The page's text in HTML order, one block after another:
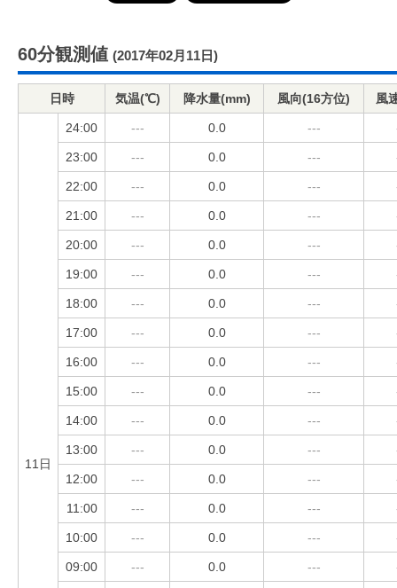
60分観測値 (2017年02月11日)
日時 気温(℃) 降水量(mm) 風向(16方位) 風
11日
24:00 --- 0.0 ---
23:00 --- 0.0 ---
22:00 --- 0.0 ---
21:00 --- 0.0 ---
20:00 --- 0.0 ---
19:00 --- 0.0 ---
18:00 --- 0.0 ---
17:00 --- 0.0 ---
16:00 --- 0.0 ---
15:00 --- 0.0 ---
14:00 --- 0.0 ---
13:00 --- 0.0 ---
12:00 --- 0.0 ---
11:00 --- 0.0 ---
10:00 --- 0.0 ---
09:00 --- 0.0 ---